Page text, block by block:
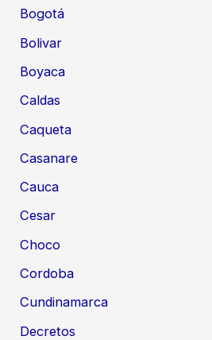
Bogotá
Bolivar
Boyaca
Caldas
Caqueta
Casanare
Cauca
Cesar
Choco
Cordoba
Cundinamarca
Decretos